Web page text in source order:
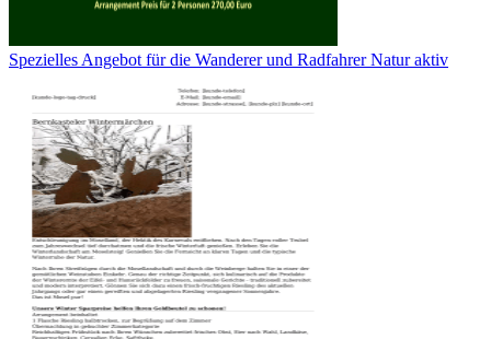
Spezielles Angebot für die Wanderer und Radfahrer Natur aktiv